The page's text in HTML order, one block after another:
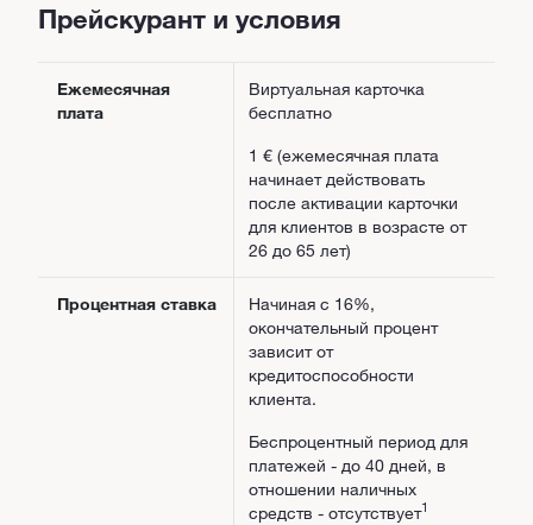
Прейскурант и условия
Ежемесячная
плата
Виртуальная карточка
бесплатно
1 € (ежемесячная плата
начинает действовать
после активации карточки
для клиентов в возрасте от
26 до 65 лет)
Процентная ставка
Начиная с 16%,
окончательный процент
зависит от
кредитоспособности
клиента.
Беспроцентный период для
платежей - до 40 дней, в
отношении наличных
средств - отсутствует1